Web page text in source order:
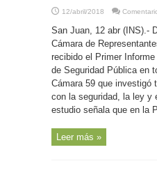
12/abril/2018
San Juan, 12 abr (INS).-
Cámara de
recibido el Primer
de Seguridad Pública en
Cámara 59 que investigó
con la seguridad, la ley y
estudio señala que en la
Leer más »